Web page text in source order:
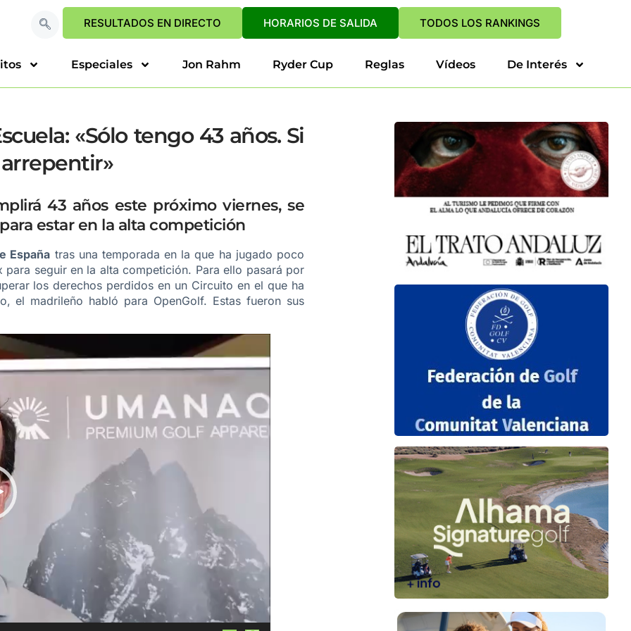
RESULTADOS EN DIRECTO HORARIOS DE SALIDA TODOS LOS RANKINGS
Especiales Jon Rahm Ryder Cup Reglas Vídeos De Interés
«Sólo tengo 43 años. Si
43 años este próximo viernes, se
estar en la alta competición
España tras una temporada en la que ha jugado poco
seguir en la alta competición. Para ello pasará por
los derechos perdidos en un Circuito en el que ha
el madrileño habló para OpenGolf. Estas fueron sus